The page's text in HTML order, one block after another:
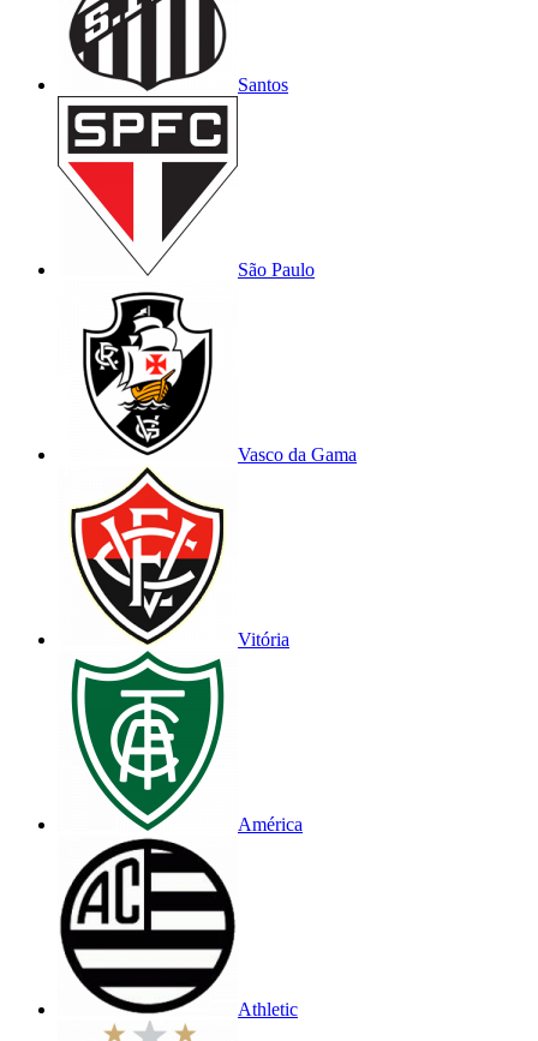
Santos
São Paulo
Vasco da Gama
Vitória
América
Athletic